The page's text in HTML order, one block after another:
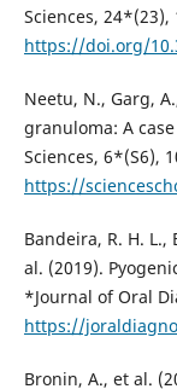
Sciences, 24*(23),
https://doi.org/
Neetu, N., Garg,
granuloma: A
Sciences, 6*(S6),
https://
Bandeira, R. H. L.,
al. (2019).
*Journal of Oral
https://
Bronin, A., et al.